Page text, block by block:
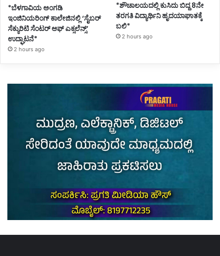
*ಬೆಳಗಾವಿಯ ಅಂಗಡಿ
ಇಂಜಿನಿಯರಿಂಗ್ ಕಾಲೇಜಿನಲ್ಲಿ ‘ಸೈಬರ್
ಸೆಕ್ಯುರಿಟಿ ಸೆಂಟರ್ ಆಫ್ ಎಕ್ಸಲೆನ್ಸ್’
ಉದ್ಘಾಟನೆ*
2 hours ago
*ಶೌಚಾಲಯದಲ್ಲಿ ಕುಸಿದು ಬಿದ್ದ 8ನೇ
ತರಗತಿ ವಿದ್ಯಾರ್ಥಿನಿ ಹೃದಯಾಘಾತಕ್ಕೆ
ಬಲಿ*
2 hours ago